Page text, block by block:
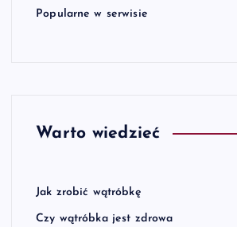
Popularne w serwisie
Warto wiedzieć
Jak zrobić wątróbkę
Czy wątróbka jest zdrowa